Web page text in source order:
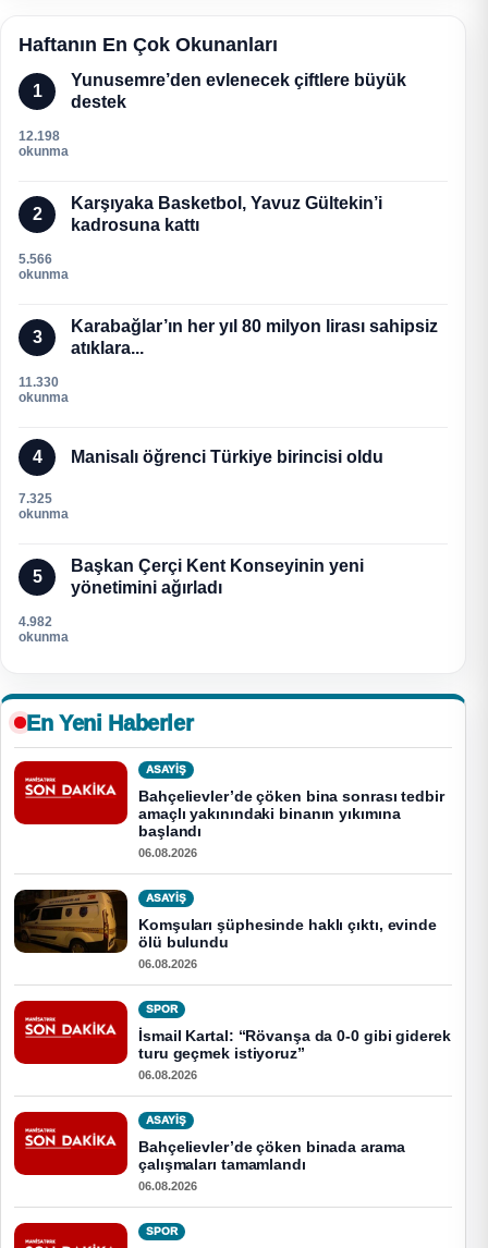
Haftanın En Çok Okunanları
1
Yunusemre’den evlenecek çiftlere büyük
destek
12.198
okunma
2
Karşıyaka Basketbol, Yavuz Gültekin’i
kadrosuna kattı
5.566
okunma
3
Karabağlar’ın her yıl 80 milyon lirası sahipsiz
atıklara...
11.330
okunma
4 Manisalı öğrenci Türkiye birincisi oldu
7.325
okunma
5
Başkan Çerçi Kent Konseyinin yeni
yönetimini ağırladı
4.982
okunma
En Yeni Haberler
ASAYİŞ
Bahçelievler’de çöken bina sonrası tedbir
amaçlı yakınındaki binanın yıkımına
başlandı
06.08.2026
ASAYİŞ
Komşuları şüphesinde haklı çıktı, evinde
ölü bulundu
06.08.2026
SPOR
İsmail Kartal: “Rövanşa da 0-0 gibi giderek
turu geçmek istiyoruz”
06.08.2026
ASAYİŞ
Bahçelievler’de çöken binada arama
çalışmaları tamamlandı
06.08.2026
SPOR